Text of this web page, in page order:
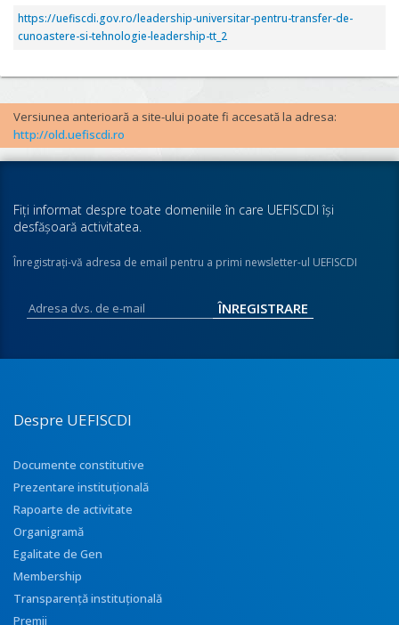
https://uefiscdi.gov.ro/leadership-universitar-pentru-transfer-de-
cunoastere-si-tehnologie-leadership-tt_2
Versiunea anterioară a site-ului poate fi accesată la adresa:
http://old.uefiscdi.ro
Fiţi informat despre toate domeniile în care UEFISCDI îşi
desfăşoară activitatea.
Înregistraţi-vă adresa de email pentru a primi newsletter-ul UEFISCDI
Despre UEFISCDI
Documente constitutive
Prezentare instituţională
Rapoarte de activitate
Organigramă
Egalitate de Gen
Membership
Transparenţă instituţională
Premii